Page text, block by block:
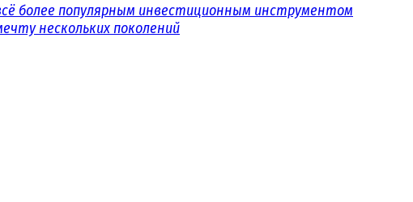
более популярным инвестиционным инструментом
нескольких поколений